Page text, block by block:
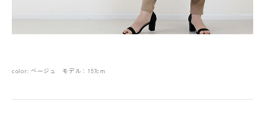
color: ベージュ モデル：157cm